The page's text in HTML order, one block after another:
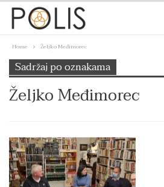
Home Željko Međimorec
Sadržaj po oznakama
Željko Međimorec